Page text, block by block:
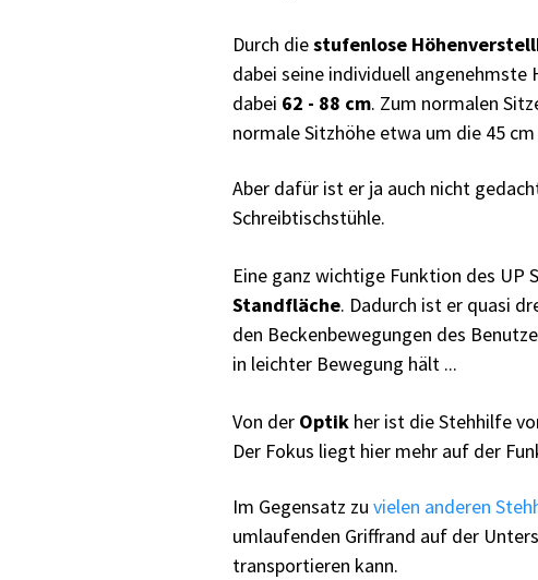
Durch diestufenlose
dabei seine individuell
dabei 62 - 88 cm. Zum normalen
normale Sitzhöhe etwa um die 45
Aber dafür ist er ja auch nicht
Schreibtischstühle.
Eine ganz wichtige Funktion des UP
Standfläche. Dadurch ist er quasi
den Beckenbewegungen des
in leichter Bewegung hält ...
Von der Optik her ist die Stehhilfe
Der Fokus liegt hier mehr auf der
Im Gegensatz zu vielen anderen
umlaufenden Griffrand auf der
transportieren kann.